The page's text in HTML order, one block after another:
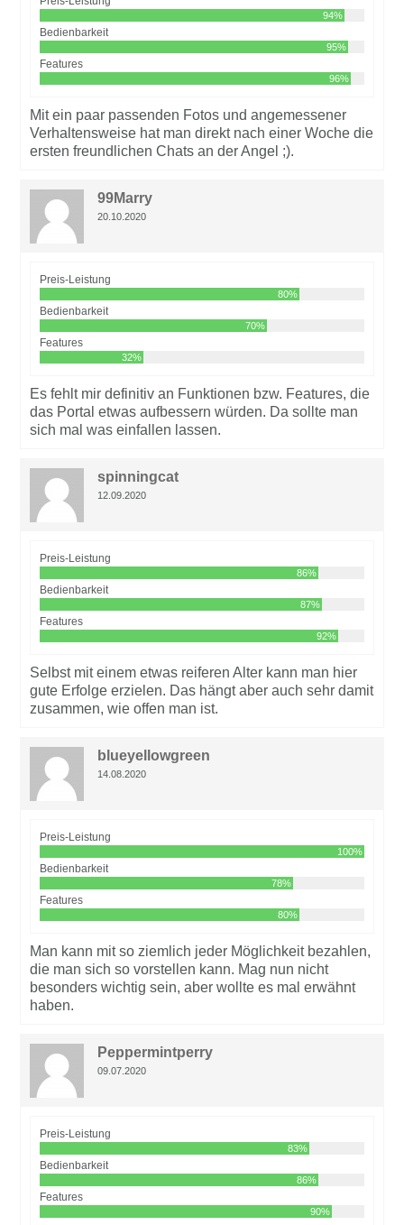
94%
Bedienbarkeit
95%
Features
96%
Mit ein paar passenden Fotos und angemessener
Verhaltensweise hat man direkt nach einer Woche die
ersten freundlichen Chats an der Angel ;).
99Marry
20.10.2020
Preis-Leistung
80%
Bedienbarkeit
70%
Features
32%
Es fehlt mir definitiv an Funktionen bzw. Features, die
das Portal etwas aufbessern würden. Da sollte man
sich mal was einfallen lassen.
spinningcat
12.09.2020
Preis-Leistung
86%
Bedienbarkeit
87%
Features
92%
Selbst mit einem etwas reiferen Alter kann man hier
gute Erfolge erzielen. Das hängt aber auch sehr damit
zusammen, wie offen man ist.
blueyellowgreen
14.08.2020
Preis-Leistung
100%
Bedienbarkeit
78%
Features
80%
Man kann mit so ziemlich jeder Möglichkeit bezahlen,
die man sich so vorstellen kann. Mag nun nicht
besonders wichtig sein, aber wollte es mal erwähnt
haben.
Peppermintperry
09.07.2020
Preis-Leistung
83%
Bedienbarkeit
86%
Features
90%